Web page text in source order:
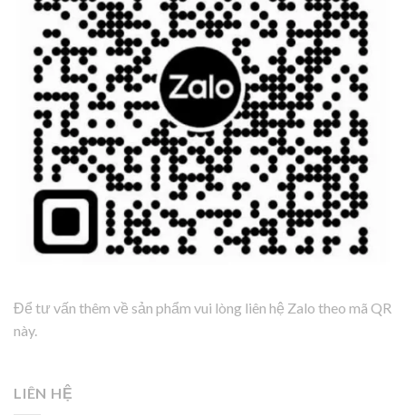
Để tư vấn thêm về sản phẩm vui lòng liên hệ Zalo theo mã QR
này.
LIÊN HỆ